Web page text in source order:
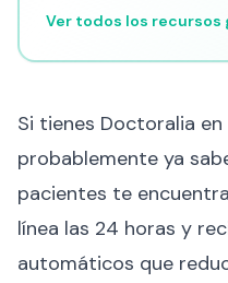
Ver todos los
Si tienes Doctoralia
probablemente ya
pacientes te
línea las 24 horas y
automáticos que